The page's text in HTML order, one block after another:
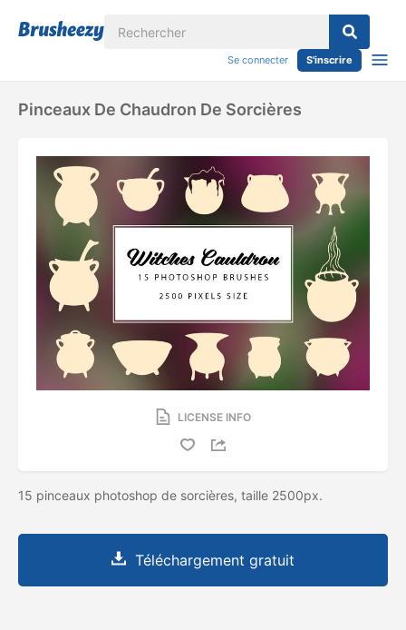
Se connecter S'inscrire
Pinceaux De Chaudron De Sorcières
LICENSE INFO
15 pinceaux photoshop de sorcières, taille 2500px.
Téléchargement gratuit